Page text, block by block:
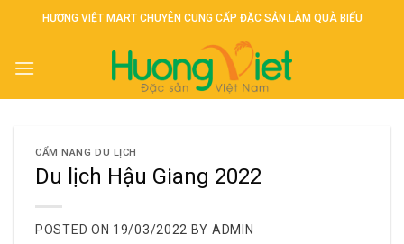
HƯƠNG VIỆT MART CHUYÊN CUNG CẤP ĐẶC SẢN LÀM QUÀ BIẾU
CẨM NANG DU LỊCH
Du lịch Hậu Giang 2022
POSTED ON 19/03/2022 BY ADMIN